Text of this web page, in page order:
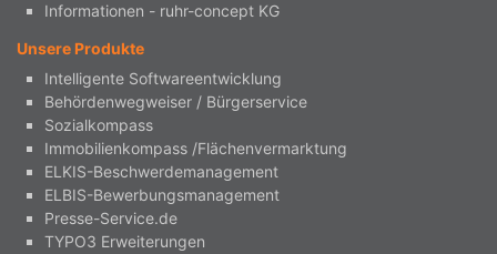
Informationen - ruhr-concept KG
Unsere Produkte
Intelligente Softwareentwicklung
Behördenwegweiser / Bürgerservice
Sozialkompass
Immobilienkompass /Flächenvermarktung
ELKIS-Beschwerdemanagement
ELBIS-Bewerbungsmanagement
Presse-Service.de
TYPO3 Erweiterungen